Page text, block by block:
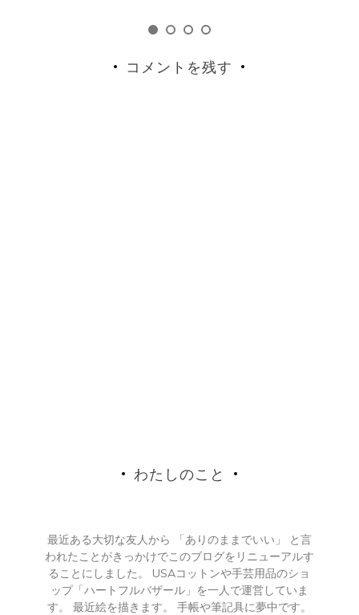
コメントを残す
わたしのこと
最近ある大切な友人から 「ありのままでいい」 と言
われたことがきっかけでこのブログをリニューアルす
ることにしました。 USAコットンや手芸用品のショ
ップ「ハートフルバザール」を一人で運営していま
す。 最近絵を描きます。 手帳や筆記具に夢中です。